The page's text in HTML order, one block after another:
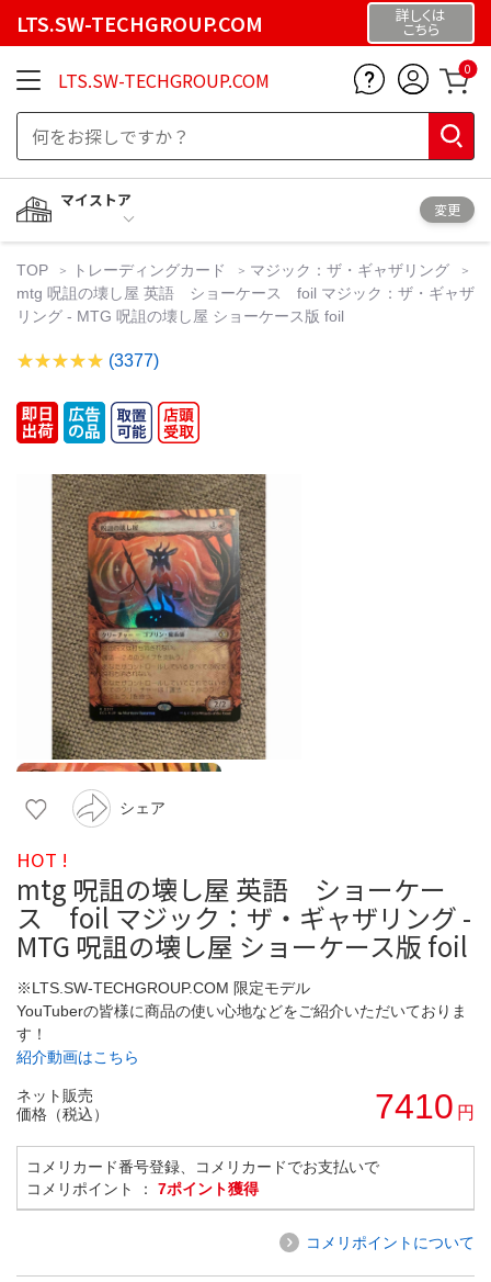
LTS.SW-TECHGROUP.COM 詳しくは
こちら
LTS.SW-TECHGROUP.COM 0
マイストア
変更
TOP トレーディングカード
マジック：ザ・ギャザリング
mtg 呪詛の壊し屋 英語 ショーケース foil マジック：ザ・ギャザ
リング - MTG 呪詛の壊し屋 ショーケース版 foil
(3377)
シェア
HOT !
mtg 呪詛の壊し屋 英語 ショーケー
ス foil マジック：ザ・ギャザリング -
MTG 呪詛の壊し屋 ショーケース版 foil
※LTS.SW-TECHGROUP.COM 限定モデル
YouTuberの皆様に商品の使い心地などをご紹介いただいておりま
す！
紹介動画はこちら
ネット販売
価格（税込）
7410 円
コメリカード番号登録、コメリカードでお支払いで
コメリポイント ： 7ポイント獲得
コメリポイントについて